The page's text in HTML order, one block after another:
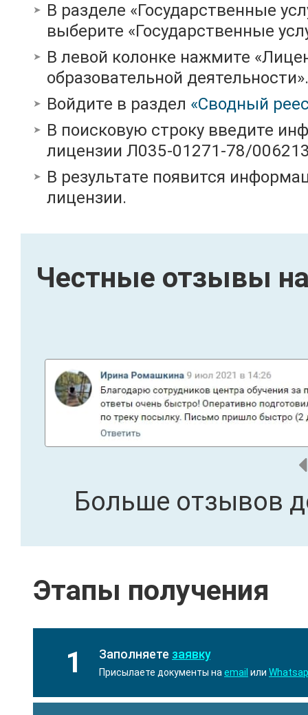
В разделе «Государственные
выберите «Государственные
В левой колонке нажмите
образовательной деятельности».
Войдите в раздел «Сводный
В поисковую строку введите
лицензии Л035-01271-78/
В результате появится
лицензии.
Честные отзывы
Больше отзывов
Этапы получения
1 Заполняете заявку
Присылаете документы на email или